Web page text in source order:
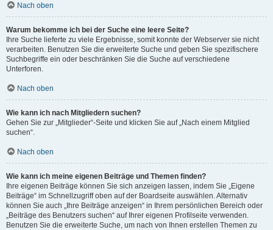
Nach oben
Warum bekomme ich bei der Suche eine leere Seite?
Ihre Suche lieferte zu viele Ergebnisse, somit konnte der Webserver sie nicht
verarbeiten. Benutzen Sie die erweiterte Suche und geben Sie spezifischere
Suchbegriffe ein oder beschränken Sie die Suche auf verschiedene
Unterforen.
Nach oben
Wie kann ich nach Mitgliedern suchen?
Gehen Sie zur „Mitglieder“-Seite und klicken Sie auf „Nach einem Mitglied
suchen“.
Nach oben
Wie kann ich meine eigenen Beiträge und Themen finden?
Ihre eigenen Beiträge können Sie sich anzeigen lassen, indem Sie „Eigene
Beiträge“ im Schnellzugriff oben auf der Boardseite auswählen. Alternativ
können Sie auch „Ihre Beiträge anzeigen“ in Ihrem persönlichen Bereich oder
„Beiträge des Benutzers suchen“ auf Ihrer eigenen Profilseite verwenden.
Benutzen Sie die erweiterte Suche, um nach von Ihnen erstellen Themen zu